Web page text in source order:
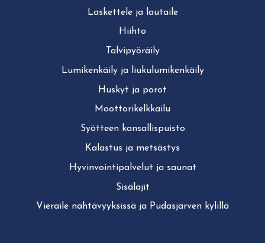
Laskettele ja lautaile
Hiihto
Tal­vi­pyö­räi­ly
Lu­mi­ken­käi­ly ja liu­ku­lu­mi­ken­käi­ly
Huskyt ja porot
Moot­to­ri­kelk­kai­lu
Syötteen kan­sal­lis­puis­to
Kalastus ja metsästys
Hy­vin­voin­ti­pal­ve­lut ja saunat
Sisälajit
Vieraile näh­tä­vyyk­sis­sä ja Pudasjärven kylillä